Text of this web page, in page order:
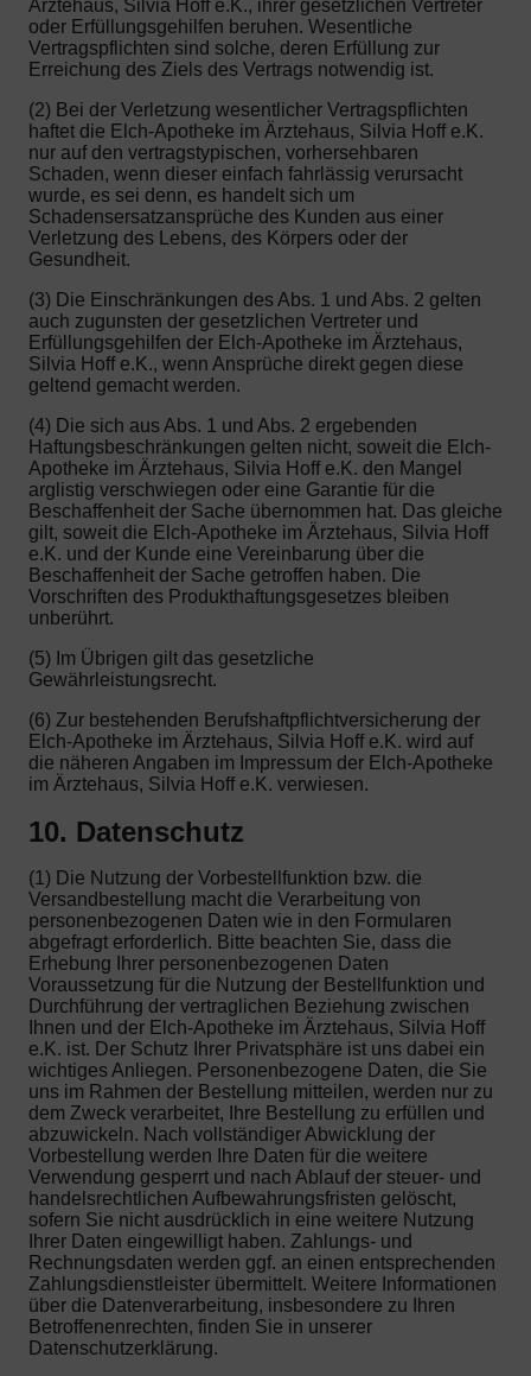
Ärztehaus, Silvia Hoff e.K., ihrer gesetzlichen Vertreter
oder Erfüllungsgehilfen beruhen. Wesentliche
Vertragspflichten sind solche, deren Erfüllung zur
Erreichung des Ziels des Vertrags notwendig ist.
(2) Bei der Verletzung wesentlicher Vertragspflichten
haftet die Elch-Apotheke im Ärztehaus, Silvia Hoff e.K.
nur auf den vertragstypischen, vorhersehbaren
Schaden, wenn dieser einfach fahrlässig verursacht
wurde, es sei denn, es handelt sich um
Schadensersatzansprüche des Kunden aus einer
Verletzung des Lebens, des Körpers oder der
Gesundheit.
(3) Die Einschränkungen des Abs. 1 und Abs. 2 gelten
auch zugunsten der gesetzlichen Vertreter und
Erfüllungsgehilfen der Elch-Apotheke im Ärztehaus,
Silvia Hoff e.K., wenn Ansprüche direkt gegen diese
geltend gemacht werden.
(4) Die sich aus Abs. 1 und Abs. 2 ergebenden
Haftungsbeschränkungen gelten nicht, soweit die Elch-
Apotheke im Ärztehaus, Silvia Hoff e.K. den Mangel
arglistig verschwiegen oder eine Garantie für die
Beschaffenheit der Sache übernommen hat. Das gleiche
gilt, soweit die Elch-Apotheke im Ärztehaus, Silvia Hoff
e.K. und der Kunde eine Vereinbarung über die
Beschaffenheit der Sache getroffen haben. Die
Vorschriften des Produkthaftungsgesetzes bleiben
unberührt.
(5) Im Übrigen gilt das gesetzliche
Gewährleistungsrecht.
(6) Zur bestehenden Berufshaftpflichtversicherung der
Elch-Apotheke im Ärztehaus, Silvia Hoff e.K. wird auf
die näheren Angaben im Impressum der Elch-Apotheke
im Ärztehaus, Silvia Hoff e.K. verwiesen.
10. Datenschutz
(1) Die Nutzung der Vorbestellfunktion bzw. die
Versandbestellung macht die Verarbeitung von
personenbezogenen Daten wie in den Formularen
abgefragt erforderlich. Bitte beachten Sie, dass die
Erhebung Ihrer personenbezogenen Daten
Voraussetzung für die Nutzung der Bestellfunktion und
Durchführung der vertraglichen Beziehung zwischen
Ihnen und der Elch-Apotheke im Ärztehaus, Silvia Hoff
e.K. ist. Der Schutz Ihrer Privatsphäre ist uns dabei ein
wichtiges Anliegen. Personenbezogene Daten, die Sie
uns im Rahmen der Bestellung mitteilen, werden nur zu
dem Zweck verarbeitet, Ihre Bestellung zu erfüllen und
abzuwickeln. Nach vollständiger Abwicklung der
Vorbestellung werden Ihre Daten für die weitere
Verwendung gesperrt und nach Ablauf der steuer- und
handelsrechtlichen Aufbewahrungsfristen gelöscht,
sofern Sie nicht ausdrücklich in eine weitere Nutzung
Ihrer Daten eingewilligt haben. Zahlungs- und
Rechnungsdaten werden ggf. an einen entsprechenden
Zahlungsdienstleister übermittelt. Weitere Informationen
über die Datenverarbeitung, insbesondere zu Ihren
Betroffenenrechten, finden Sie in unserer
Datenschutzerklärung.